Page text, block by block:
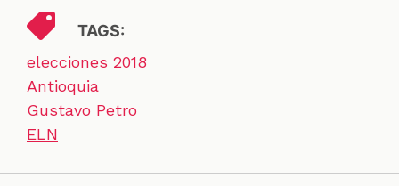
TAGS:
elecciones 2018
Antioquia
Gustavo Petro
ELN